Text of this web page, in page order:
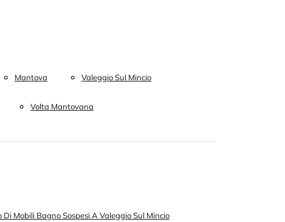
Mantova Valeggio Sul Mincio
Volta Mantovana
Di Mobili Bagno Sospesi A Valeggio Sul Mincio